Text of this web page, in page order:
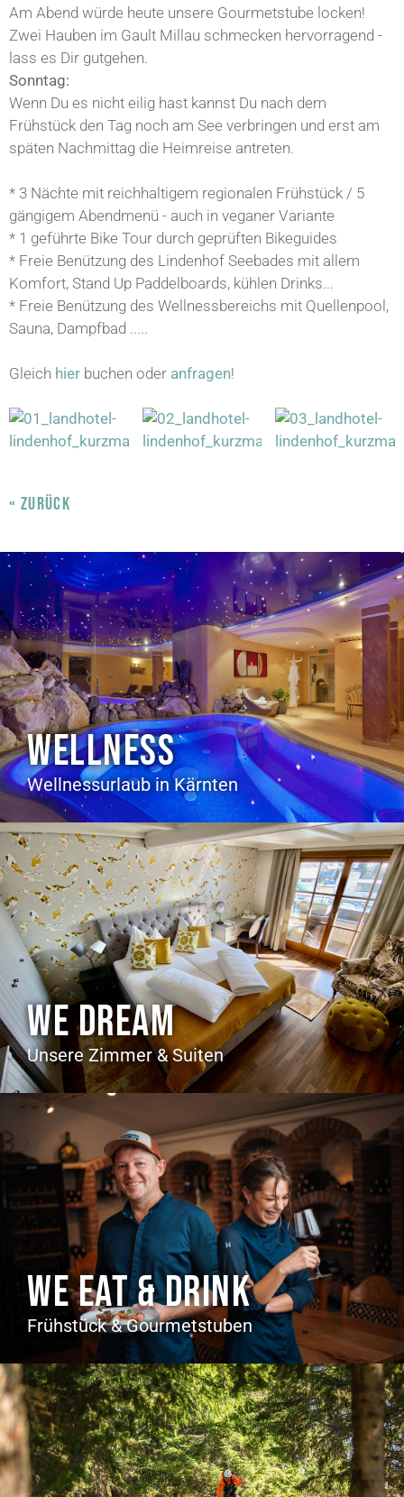
Am Abend würde heute unsere Gourmetstube locken!
Zwei Hauben im Gault Millau schmecken hervorragend -
lass es Dir gutgehen.
Sonntag:
Wenn Du es nicht eilig hast kannst Du nach dem
Frühstück den Tag noch am See verbringen und erst am
späten Nachmittag die Heimreise antreten.
* 3 Nächte mit reichhaltigem regionalen Frühstück / 5
gängigem Abendmenü - auch in veganer Variante
* 1 geführte Bike Tour durch geprüften Bikeguides
* Freie Benützung des Lindenhof Seebades mit allem
Komfort, Stand Up Paddelboards, kühlen Drinks...
* Freie Benützung des Wellnessbereichs mit Quellenpool,
Sauna, Dampfbad .....
Gleich hier buchen oder anfragen!
« ZURÜCK
WELLNESS
Wellnessurlaub in Kärnten
WE DREAM
Unsere Zimmer & Suiten
WE EAT & DRINK
Frühstück & Gourmetstuben